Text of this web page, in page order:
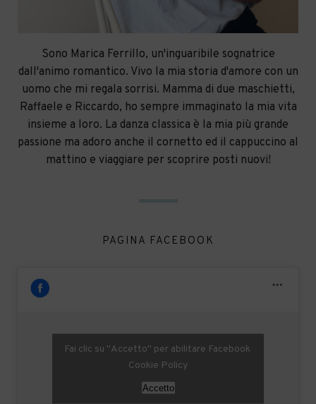
Sono Marica Ferrillo, un'inguaribile sognatrice
dall'animo romantico. Vivo la mia storia d'amore con un
uomo che mi regala sorrisi. Mamma di due maschietti,
Raffaele e Riccardo, ho sempre immaginato la mia vita
insieme a loro. La danza classica è la mia più grande
passione ma adoro anche il cornetto ed il cappuccino al
mattino e viaggiare per scoprire posti nuovi!
PAGINA FACEBOOK
Fai clic su "Accetto" per abilitare Facebook
Cookie Policy
Accetto